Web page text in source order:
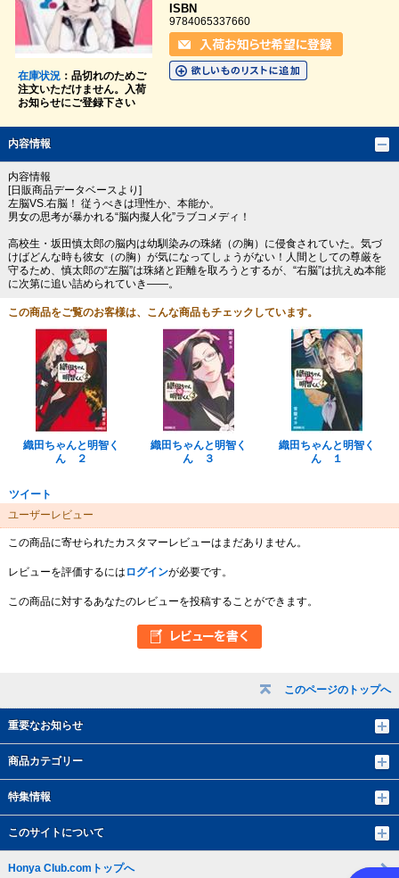
このページのトップへ
重要なお知らせ
商品カテゴリー
特集情報
このサイトについて
在庫状況：品切れのためご
注文いただけません。入荷
お知らせにご登録下さい
ISBN
9784065337660
内容情報
内容情報
[日販商品データベースより]
左脳VS.右脳！ 従うべきは理性か、本能か。
男女の思考が暴かれる“脳内擬人化”ラブコメディ！
高校生・坂田慎太郎の脳内は幼馴染みの珠緒（の胸）に侵食されていた。気づ
けばどんな時も彼女（の胸）が気になってしょうがない！人間としての尊厳を
守るため、慎太郎の“左脳”は珠緒と距離を取ろうとするが、“右脳”は抗えぬ本能
に次第に追い詰められていき――。
この商品をご覧のお客様は、こんな商品もチェックしています。
織田ちゃんと明智く
ん ２
織田ちゃんと明智く
ん ３
織田ちゃんと明智く
ん １
ツイート
ユーザーレビュー
この商品に寄せられたカスタマーレビューはまだありません。
レビューを評価するには ログインが必要です。
この商品に対するあなたのレビューを投稿することができます。
Honya Club.comトップへ